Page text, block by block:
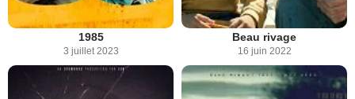
1985
3 juillet 2023
Beau rivage
16 juin 2022